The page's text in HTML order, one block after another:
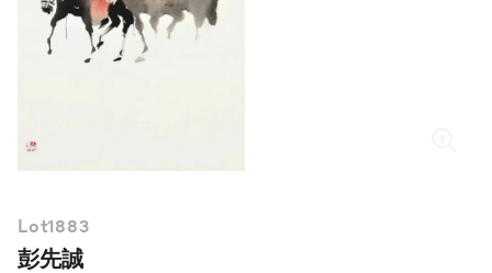
繁體中文
Lot1883
彭先誠